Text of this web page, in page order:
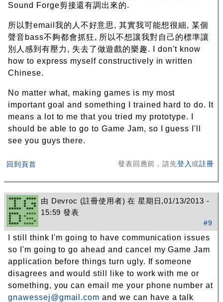
Sound Forge剪接還有調出來的.
所以對email我的人不好意思, 其實我可能想很細, 某個
聲音bass不夠都會抓狂, 所以不想讓我對自己的標準讓
別人感到有壓力, 失去了做遊戲的樂趣. I don't know
how to express myself constructively in written
Chinese.
No matter what, making games is my most
important goal and something I trained hard to do. It
means a lot to me that you tried my prototype. I
should be able to go to Game Jam, so I guess I'll
see you guys there.
回到頁首 發表回應前，請先登入或註冊
由 Devroc (註冊使用者) 在 星期日,01/13/2013 -
15:59 發表
#9
I still think I'm going to have communication issues
so I'm going to go ahead and cancel my Game Jam
application before things turn ugly. If someone
disagrees and would still like to work with me or
something, you can email me your phone number at
gnawessej@gmail.com and we can have a talk